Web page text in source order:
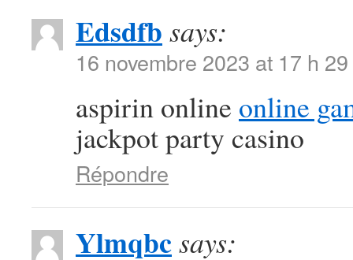
Edsdfb says:
16 novembre 2023 at 17 h
aspirin online online
jackpot party casino
Répondre
Ylmqbcsays: